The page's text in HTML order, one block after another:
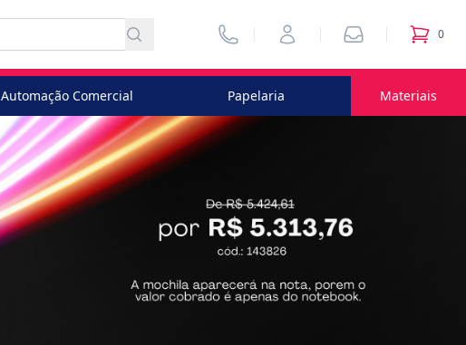
VendedoresMinha ContaPedidos 0
itens
Automação Comercial Papelaria Materiais